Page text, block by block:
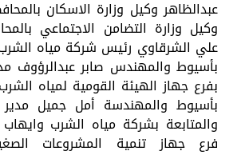
عبدالظاهر وكيل وزارة الاسكان
وكيل وزارة التضامن الاجتماعي
علي الشرقاوي رئيس شركة مياه
بأسيوط والمهندس صابر عبدالرؤوف
بفرع جهاز الهيئة القومية لمياه
بأسيوط والمهندسة أمل جميل مدير
والمتابعة بشركة مياه الشرب
فرع جهاز تنمية المشروعات